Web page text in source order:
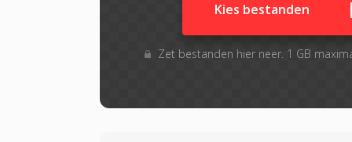
Kies bestanden
Zet bestanden hier neer. 1 GB